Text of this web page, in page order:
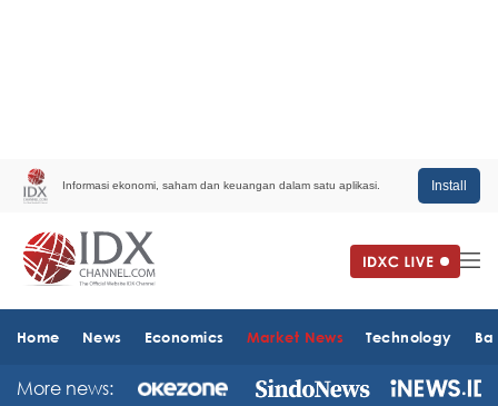
Informasi ekonomi, saham dan keuangan dalam satu aplikasi. Install
Home News Economics Market News Technology
More news: